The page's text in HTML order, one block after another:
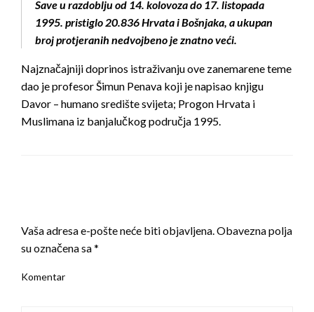
Save u razdoblju od 14. kolovoza do 17. listopada
1995. pristiglo 20.836 Hrvata i Bošnjaka, a ukupan
broj protjeranih nedvojbeno je znatno veći.
Najznačajniji doprinos istraživanju ove zanemarene teme
dao je profesor Šimun Penava koji je napisao knjigu
Davor – humano središte svijeta; Progon Hrvata i
Muslimana iz banjalučkog područja 1995.
Vaša adresa e-pošte neće biti objavljena.Obavezna polja
su označena sa*
Komentar